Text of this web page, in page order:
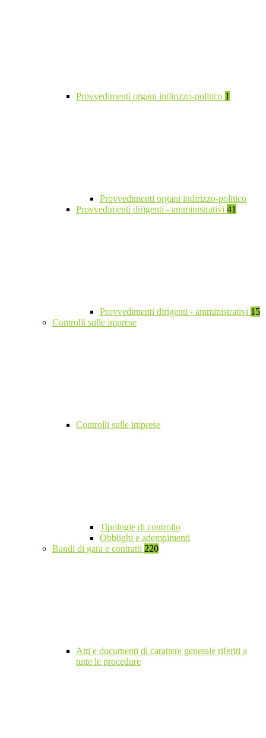
Provvedimenti organi indirizzo-politico 1
Provvedimenti organi indirizzo-politico
Provvedimenti dirigenti - amministrativi 41
Provvedimenti dirigenti - amministrativi 15
Controlli sulle imprese
Controlli sulle imprese
Tipologie di controllo
Obblighi e adempimenti
Bandi di gara e contratti 220
Atti e documenti di carattere generale riferiti a
tutte le procedure